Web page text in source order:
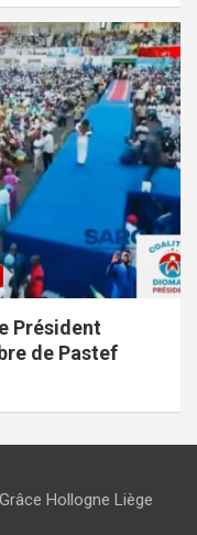
Président
de Pastef
Hollogne Liège